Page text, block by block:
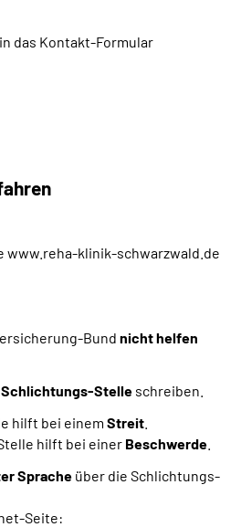
das Kontakt-Formular
www.reha-klinik-schwarzwald.de
Bund nicht helfen
Schlichtungs-Stelle schreiben.
hilft bei einem Streit
hilft bei einer Beschwerde
Sprache über die Schlichtungs-
Seite: